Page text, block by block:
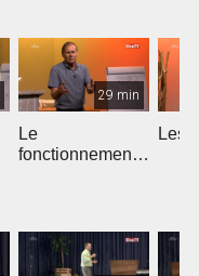
29 min
Le
fonctionnement
Les